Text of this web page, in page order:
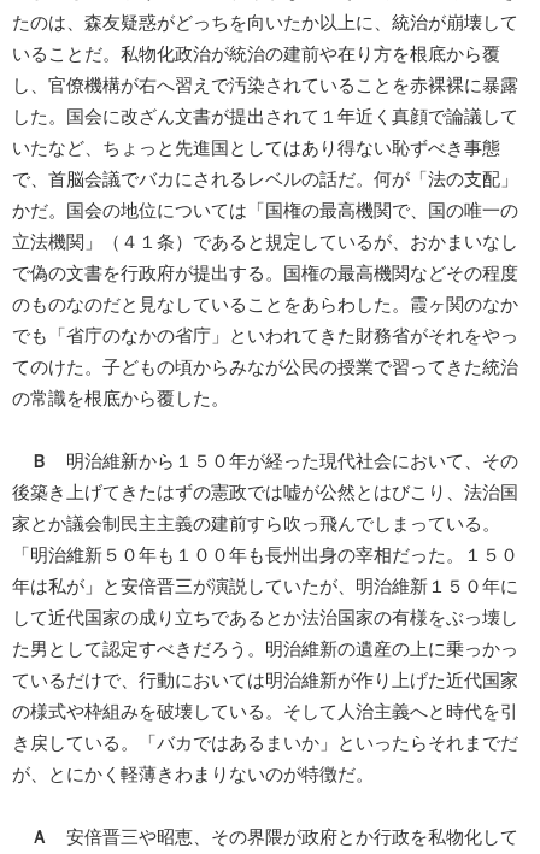
たのは、森友疑惑がどっちを向いたか以上に、統治が崩壊して
いることだ。私物化政治が統治の建前や在り方を根底から覆
し、官僚機構が右へ習えで汚染されていることを赤裸裸に暴露
した。国会に改ざん文書が提出されて１年近く真顔で論議して
いたなど、ちょっと先進国としてはあり得ない恥ずべき事態
で、首脳会議でバカにされるレベルの話だ。何が「法の支配」
かだ。国会の地位については「国権の最高機関で、国の唯一の
立法機関」（４１条）であると規定しているが、おかまいなし
で偽の文書を行政府が提出する。国権の最高機関などその程度
のものなのだと見なしていることをあらわした。霞ヶ関のなか
でも「省庁のなかの省庁」といわれてきた財務省がそれをやっ
てのけた。子どもの頃からみなが公民の授業で習ってきた統治
の常識を根底から覆した。
Ｂ
明治維新から１５０年が経った現代社会において、その
後築き上げてきたはずの憲政では嘘が公然とはびこり、法治国
家とか議会制民主主義の建前すら吹っ飛んでしまっている。
「明治維新５０年も１００年も長州出身の宰相だった。１５０
年は私が」と安倍晋三が演説していたが、明治維新１５０年に
して近代国家の成り立ちであるとか法治国家の有様をぶっ壊し
た男として認定すべきだろう。明治維新の遺産の上に乗っかっ
ているだけで、行動においては明治維新が作り上げた近代国家
の様式や枠組みを破壊している。そして人治主義へと時代を引
き戻している。「バカではあるまいか」といったらそれまでだ
が、とにかく軽薄きわまりないのが特徴だ。
Ａ
安倍晋三や昭恵、その界隈が政府とか行政を私物化して